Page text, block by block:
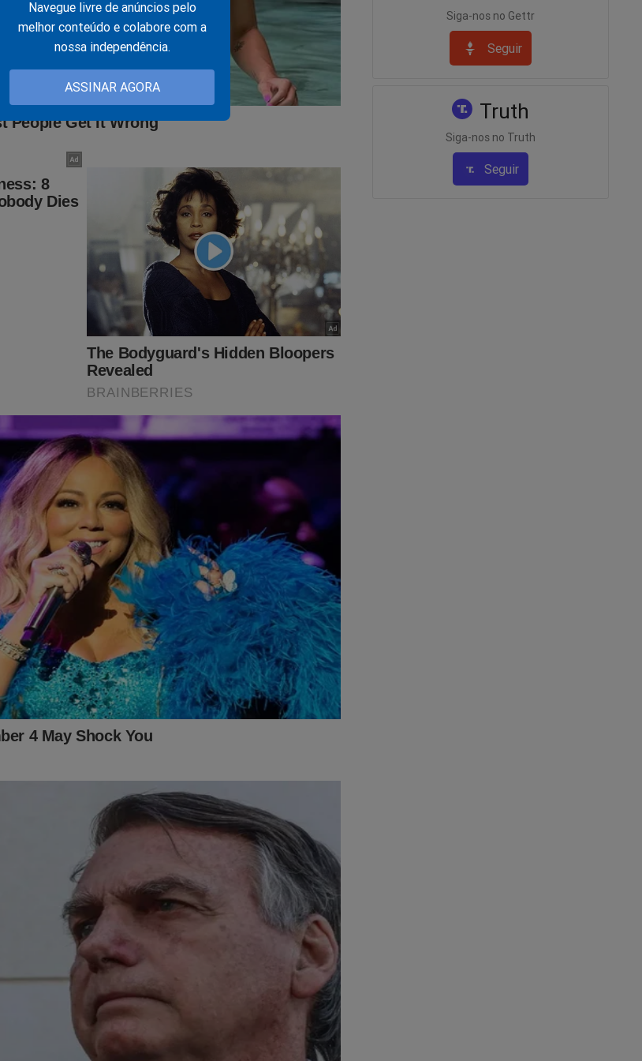
Navegue livre de anúncios pelo
melhor conteúdo e colabore com a
nossa independência.
ASSINAR AGORA
deixou a Vara da Lava Jato e pediu remoção para a
em matéria previdenciária. Ele permaneceu nesta
das garrafas de champanhe.
imediatamente ser quebrado e que põe Lulinha
e uma nova jurisprudência: Caducaram os impostos?
leis antigas e sua permanência
verdadeira face, que sempre tentou esconder. Detalhes e
foram expostos no polêmico livro
face de Luiz Inácio Lula da Silva".Aproveite
products/a-maquina-contra-o-homem-como-o-
e-despertou-uma-nacao
Siga-nos no Gettr
Seguir
Truth
Siga-nos no Truth
Seguir